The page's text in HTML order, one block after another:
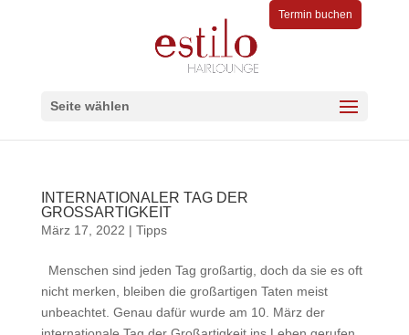
Termin buchen
Seite wählen
INTERNATIONALER TAG DER
GROSSARTIGKEIT
März 17, 2022 | Tipps
Menschen sind jeden Tag großartig, doch da sie es oft
nicht merken, bleiben die großartigen Taten meist
unbeachtet. Genau dafür wurde am 10. März der